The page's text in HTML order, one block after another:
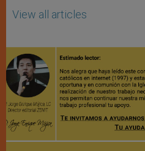
View all articles